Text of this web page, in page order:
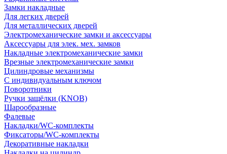
Замки накладные
Для легких дверей
Для металлических дверей
Электромеханические замки и аксессуары
Аксессуары для элек. мех. замков
Накладные электромеханические замки
Врезные электромеханические замки
Цилиндровые механизмы
С индивидуальным ключом
Поворотники
Ручки защёлки (KNOB)
Шарообразные
Фалевые
Накладки/WC-комплекты
Фиксаторы/WC-комплекты
Декоративные накладки